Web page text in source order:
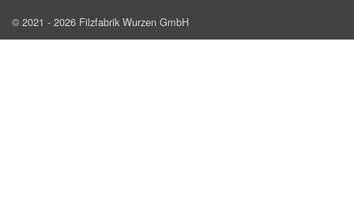
© 2021 - 2026 Filzfabrik Wurzen GmbH